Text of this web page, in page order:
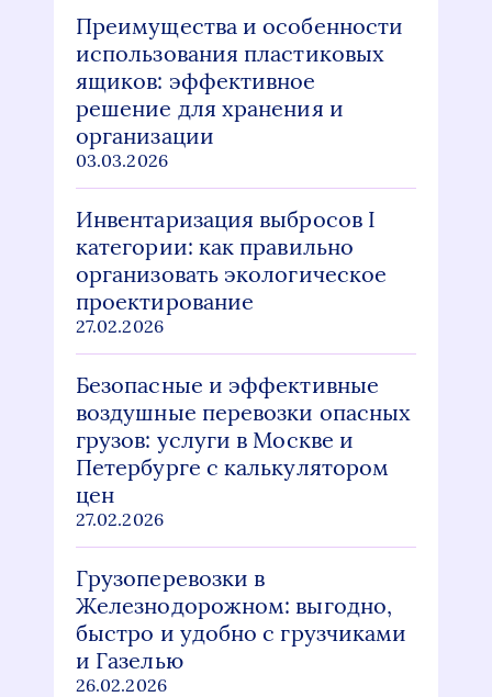
Преимущества и особенности
использования пластиковых
ящиков: эффективное
решение для хранения и
организации
03.03.2026
Инвентаризация выбросов I
категории: как правильно
организовать экологическое
проектирование
27.02.2026
Безопасные и эффективные
воздушные перевозки опасных
грузов: услуги в Москве и
Петербурге с калькулятором
цен
27.02.2026
Грузоперевозки в
Железнодорожном: выгодно,
быстро и удобно с грузчиками
и Газелью
26.02.2026